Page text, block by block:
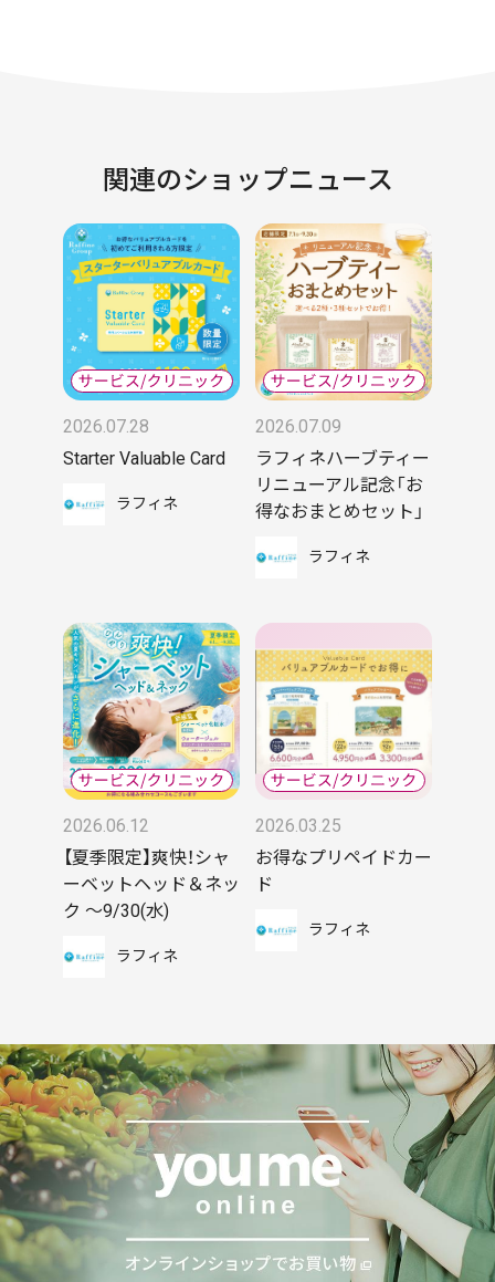
関連のショップニュース
2026.07.28
Starter Valuable Card
ラフィネ
2026.07.09
ラフィネハーブティー
リニューアル記念「お
得なおまとめセット」
ラフィネ
2026.06.12
【夏季限定】爽快！シャ
ーベットヘッド＆ネッ
ク ～9/30(水)
ラフィネ
2026.03.25
お得なプリペイドカー
ド
ラフィネ